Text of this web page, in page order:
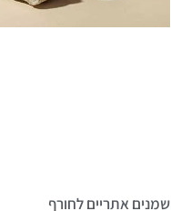
שמנים אתריים לחורף